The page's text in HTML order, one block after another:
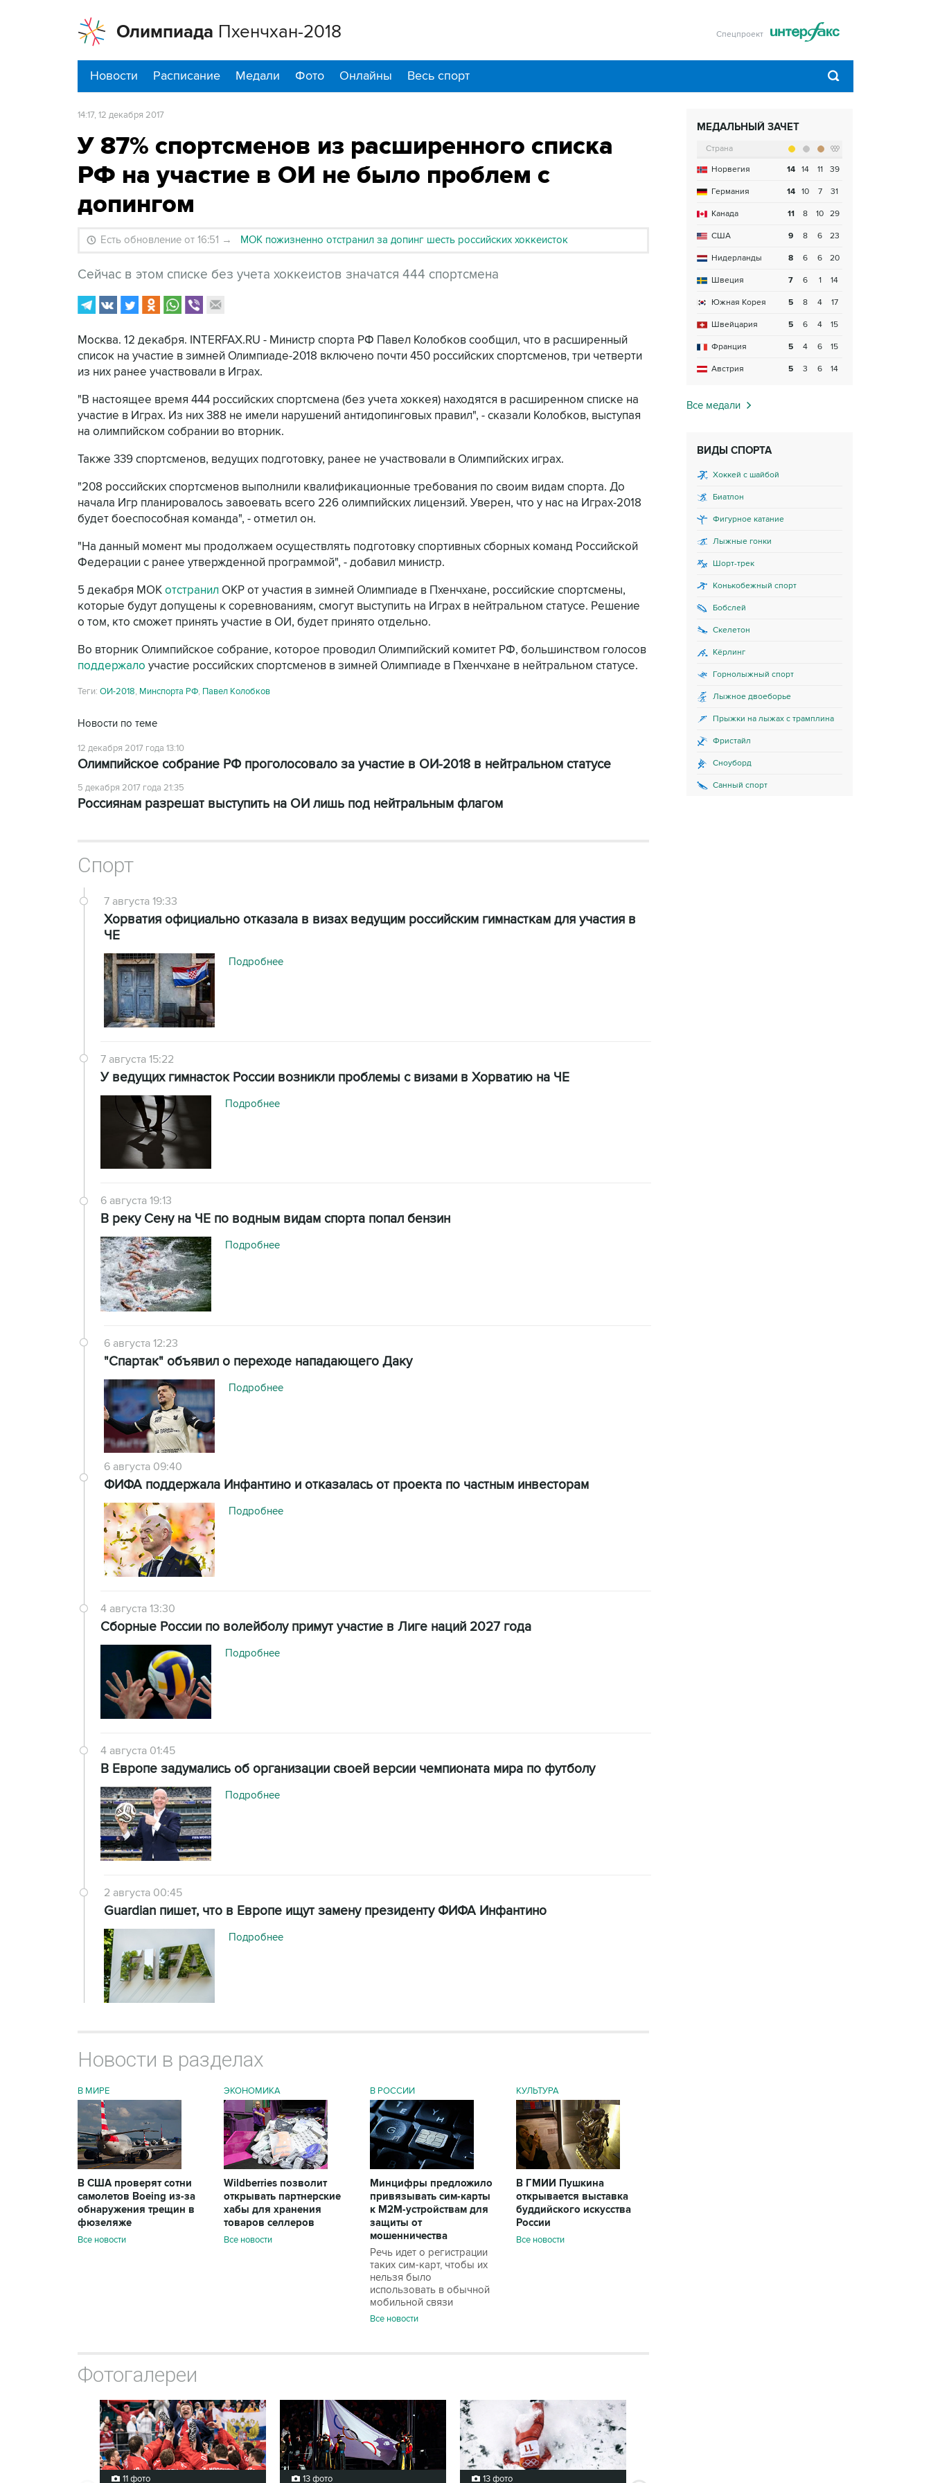
Олимпиада Пхенчхан-2018 Спецпроект
Новости Расписание Медали Фото Онлайны Весь спорт
14:17, 12 декабря 2017
У 87% спортсменов из расширенного списка
РФ на участие в ОИ не было проблем с
допингом
Есть обновление от 16:51 → МОК пожизненно отстранил за допинг шесть российских хоккеисток
Сейчас в этом списке без учета хоккеистов значатся 444 спортсмена
Москва. 12 декабря. INTERFAX.RU - Министр спорта РФ Павел Колобков сообщил, что в расширенный
список на участие в зимней Олимпиаде-2018 включено почти 450 российских спортсменов, три четверти
из них ранее участвовали в Играх.
"В настоящее время 444 российских спортсмена (без учета хоккея) находятся в расширенном списке на
участие в Играх. Из них 388 не имели нарушений антидопинговых правил", - сказали Колобков, выступая
на олимпийском собрании во вторник.
Также 339 спортсменов, ведущих подготовку, ранее не участвовали в Олимпийских играх.
"208 российских спортсменов выполнили квалификационные требования по своим видам спорта. До
начала Игр планировалось завоевать всего 226 олимпийских лицензий. Уверен, что у нас на Играх-2018
будет боеспособная команда", - отметил он.
"На данный момент мы продолжаем осуществлять подготовку спортивных сборных команд Российской
Федерации с ранее утвержденной программой", - добавил министр.
5 декабря МОК отстранил ОКР от участия в зимней Олимпиаде в Пхенчхане, российские спортсмены,
которые будут допущены к соревнованиям, смогут выступить на Играх в нейтральном статусе. Решение
о том, кто сможет принять участие в ОИ, будет принято отдельно.
Во вторник Олимпийское собрание, которое проводил Олимпийский комитет РФ, большинством голосов
поддержало участие российских спортсменов в зимней Олимпиаде в Пхенчхане в нейтральном статусе.
Теги: ОИ-2018, Минспорта РФ, Павел Колобков
Новости по теме
12 декабря 2017 года 13:10
Олимпийское собрание РФ проголосовало за участие в ОИ-2018 в нейтральном статусе
5 декабря 2017 года 21:35
Россиянам разрешат выступить на ОИ лишь под нейтральным флагом
Спорт
7 августа 19:33
Хорватия официально отказала в визах ведущим российским гимнасткам для участия в
ЧЕ
Подробнее
7 августа 15:22
У ведущих гимнасток России возникли проблемы с визами в Хорватию на ЧЕ
Подробнее
6 августа 19:13
В реку Сену на ЧЕ по водным видам спорта попал бензин
Подробнее
6 августа 12:23
"Спартак" объявил о переходе нападающего Даку
Подробнее
6 августа 09:40
ФИФА поддержала Инфантино и отказалась от проекта по частным инвесторам
Подробнее
4 августа 13:30
Сборные России по волейболу примут участие в Лиге наций 2027 года
Подробнее
4 августа 01:45
В Европе задумались об организации своей версии чемпионата мира по футболу
Подробнее
2 августа 00:45
Guardian пишет, что в Европе ищут замену президенту ФИФА Инфантино
Подробнее
Новости в разделах
В МИРЕ
В США проверят сотни
самолетов Boeing из-за
обнаружения трещин в
фюзеляже
Все новости
ЭКОНОМИКА
Wildberries позволит
открывать партнерские
хабы для хранения
товаров селлеров
Все новости
В РОССИИ
Минцифры предложило
привязывать сим-карты
к M2M-устройствам для
защиты от
мошенничества
Речь идет о регистрации
таких сим-карт, чтобы их
нельзя было
использовать в обычной
мобильной связи
Все новости
КУЛЬТУРА
В ГМИИ Пушкина
открывается выставка
буддийского искусства
России
Все новости
Фотогалереи
11 фото 13 фото 13 фото
МЕДАЛЬНЫЙ ЗАЧЕТ
Страна
Норвегия
14 14 11 39
Германия 14 10 7 31
Канада 11 8 10 29
США 9 8 6 23
Нидерланды 8 6 6 20
Швеция 7 6 1 14
Южная Корея 5 8 4 17
Швейцария 5 6 4 15
Франция 5 4 6 15
Австрия 5 3 6 14
Все медали
ВИДЫ СПОРТА
Хоккей с шайбой
Биатлон
Фигурное катание
Лыжные гонки
Шорт-трек
Конькобежный спорт
Бобслей
Скелетон
Кёрлинг
Горнолыжный спорт
Лыжное двоеборье
Прыжки на лыжах с трамплина
Фристайл
Сноуборд
Санный спорт